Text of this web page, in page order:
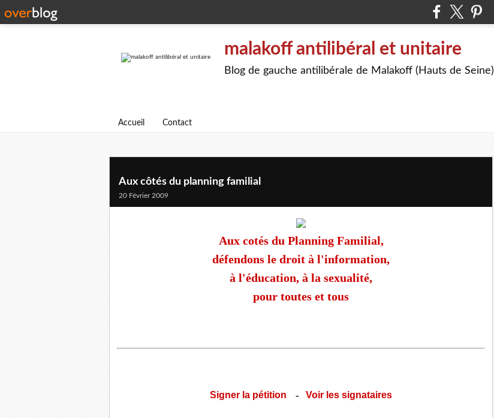
malakoff antilibéral et unitaire
Blog de gauche antilibérale de Malakoff (Hauts de Seine)
Accueil Contact
Aux côtés du planning familial
20 Février 2009
Aux cotés du Planning Familial,
défendons le droit à l'information,
à l'éducation, à la sexualité,
pour toutes et tous
Signer la pétition - Voir les signataires